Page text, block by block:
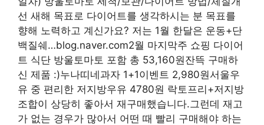
선 새해 목표로 다이어트를 생각하시는 분 목표를
향해 노력하고 계신가요? 저는 1월 한달은 운동+단
백질쉐…blog.naver.com2월 마지막주 쇼핑 다이어
트 식단 방울토마토 포함 총 53,160원잔뜩 구매하
신 제품 :)누나띠네과자 1+1이벤트 2,980원서울우
유 중 편리한 저지방우유 4780원 락토프리+저지방
조합이 상당히 좋아서 재구매했습니다.그런데 재고
가 없는 경우가 많아서 어떤 때 빨리 구매해야 하는